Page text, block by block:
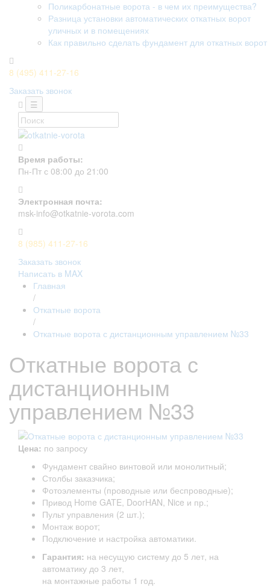
Поликарбонатные ворота - в чем их преимущества?
Разница установки автоматических откатных ворот
уличных и в помещениях
Как правильно сделать фундамент для откатных ворот
8 (495) 411-27-16
Заказать звонок
☰
Время работы:
Пн-Пт с 08:00 до 21:00
Электронная почта:
msk-info@otkatnie-vorota.com
8 (985) 411-27-16
Заказать звонок
Написать в MAX
Главная
/
Откатные ворота
/
Откатные ворота с дистанционным управлением №33
Откатные ворота с
дистанционным
управлением №33
Цена: по запросу
Фундамент свайно винтовой или монолитный;
Столбы заказчика;
Фотоэлементы (проводные или беспроводные);
Привод Home GATE, DoorHAN, Nice и пр.;
Пульт управления (2 шт.);
Монтаж ворот;
Подключение и настройка автоматики.
Гарантия: на несущую систему до 5 лет, на
автоматику до 3 лет,
на монтажные работы 1 год.